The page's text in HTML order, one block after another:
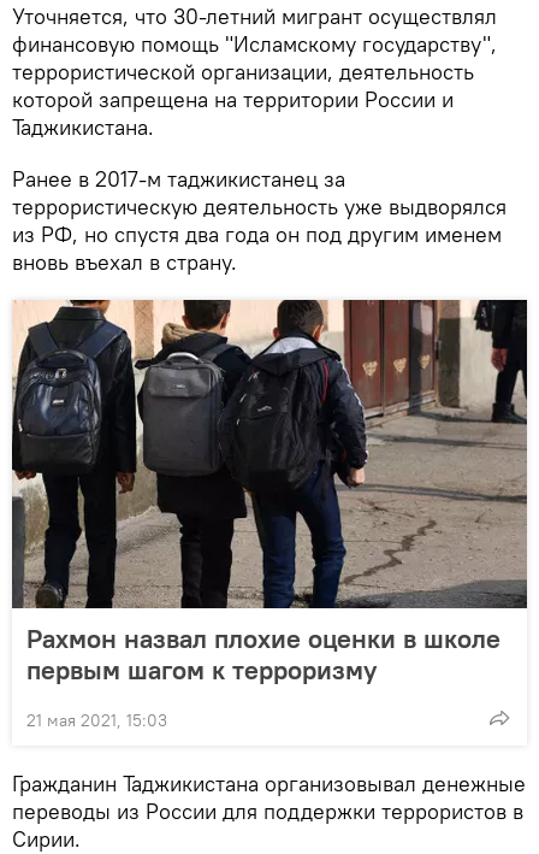
Уточняется, что 30-летний мигрант осуществлял
финансовую помощь "Исламскому государству",
террористической организации, деятельность
которой запрещена на территории России и
Таджикистана.
Ранее в 2017-м таджикистанец за
террористическую деятельность уже выдворялся
из РФ, но спустя два года он под другим именем
вновь въехал в страну.
Рахмон назвал плохие оценки в школе
первым шагом к терроризму
21 мая 2021, 15:03
Гражданин Таджикистана организовывал денежные
переводы из России для поддержки террористов в
Сирии.